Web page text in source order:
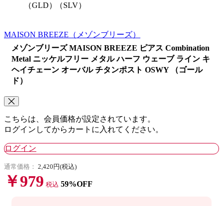
（GLD）
（SLV）
MAISON BREEZE （メゾンブリーズ）
メゾンブリーズ MAISON BREEZE ピアス Combination
Metal ニッケルフリー メタル ハーフ ウェーブ ライン キ
ヘイチェーン オーバル チタンポスト OSWY （ゴール
ド）
こちらは、会員価格が設定されています。
ログインしてからカートに入れてください。
ログイン
通常価格： 2,420円(税込)
￥979 税込 59%OFF